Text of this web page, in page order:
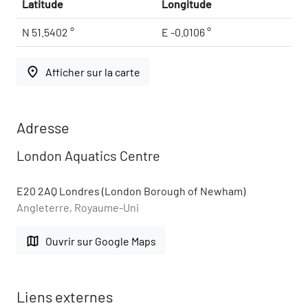
Latitude Longitude
N 51.5402 ° E -0.0106 °
place Afficher sur la carte
Adresse
London Aquatics Centre
E20 2AQ Londres (London Borough of Newham)
Angleterre, Royaume-Uni
map Ouvrir sur Google Maps
Liens externes